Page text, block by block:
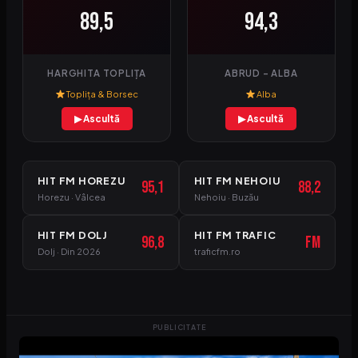
89,5
HARGHITA TOPLIȚA
Toplița & Borsec
▶ Ascultă
94,3
ABRUD – ALBA
Alba
▶ Ascultă
HIT FM HOREZU
Horezu · Vâlcea 95,1 HIT FM NEHOIU
Nehoiu · Buzău 88,2
HIT FM DOLJ
Dolj · Din 2026 96,8 HIT FM TRAFIC
traficfm.ro FM
PUBLICITATE